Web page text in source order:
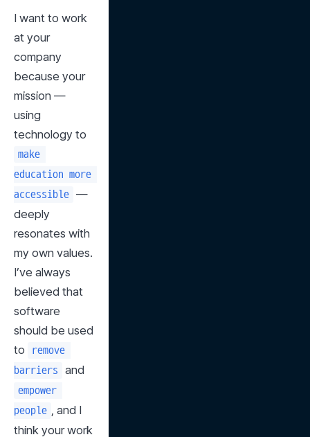
I want to work
at your
company
because your
mission —
using
make
education more
accessible —
deeply
resonates with
my own values.
I’ve always
believed that
software
should be used
to
remove
barriers
empower
people , and I
think your work